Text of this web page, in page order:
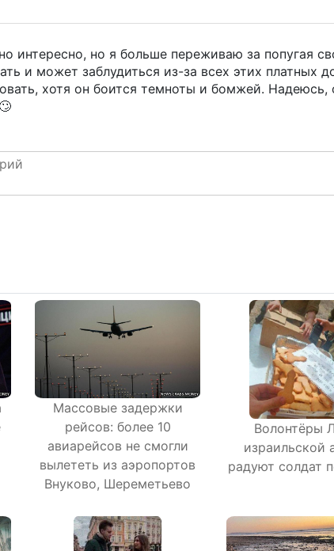
интересно, но я больше переживаю за попугая
и может заблудиться из-за всех этих платных
хотя он боится темноты и бомжей.
Массовые задержки
рейсов: более 10
авиарейсов не смогли
вылететь из аэропортов
Внуково, Шереметьево
Волонтёры
израильской
радуют солдат